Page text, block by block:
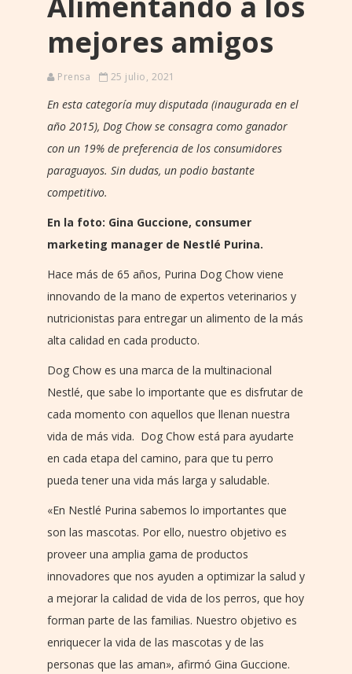
mejores amigos
Prensa 25 julio, 2021
En esta categoría muy disputada (inaugurada en el
año 2015), Dog Chow se consagra como ganador
con un 19% de preferencia de los consumidores
paraguayos. Sin dudas, un podio bastante
competitivo.
En la foto: Gina Guccione, consumer
marketing manager de Nestlé Purina.
Hace más de 65 años, Purina Dog Chow viene
innovando de la mano de expertos veterinarios y
nutricionistas para entregar un alimento de la más
alta calidad en cada producto.
Dog Chow es una marca de la multinacional
Nestlé, que sabe lo importante que es disfrutar de
cada momento con aquellos que llenan nuestra
vida de más vida. Dog Chow está para ayudarte
en cada etapa del camino, para que tu perro
pueda tener una vida más larga y saludable.
«En Nestlé Purina sabemos lo importantes que
son las mascotas. Por ello, nuestro objetivo es
proveer una amplia gama de productos
innovadores que nos ayuden a optimizar la salud y
a mejorar la calidad de vida de los perros, que hoy
forman parte de las familias. Nuestro objetivo es
enriquecer la vida de las mascotas y de las
personas que las aman», afirmó Gina Guccione.